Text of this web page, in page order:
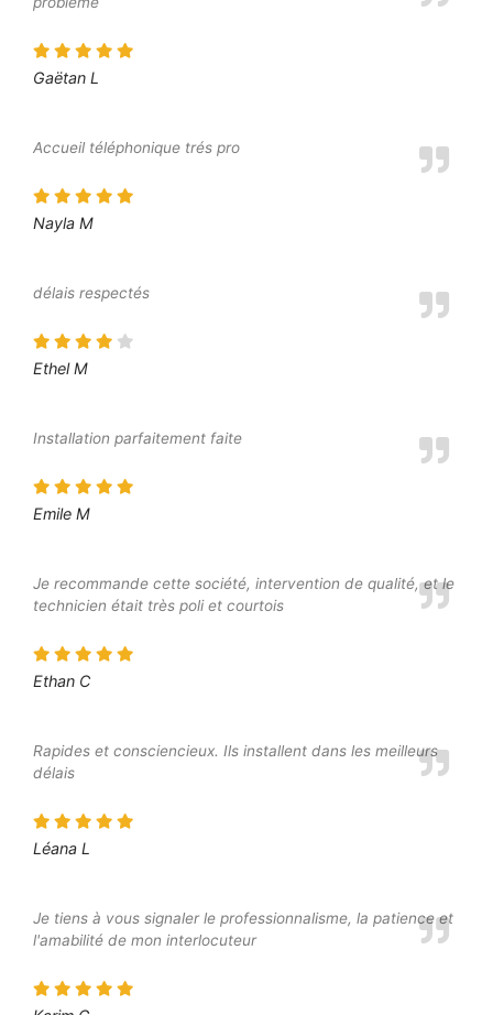
Gaëtan L
Accueil téléphonique trés pro
Nayla M
délais respectés
Ethel M
Installation parfaitement faite
Emile M
Je recommande cette société, intervention de qualité, et le
technicien était très poli et courtois
Ethan C
Rapides et consciencieux. Ils installent dans les meilleurs
délais
Léana L
Je tiens à vous signaler le professionnalisme, la patience et
l'amabilité de mon interlocuteur